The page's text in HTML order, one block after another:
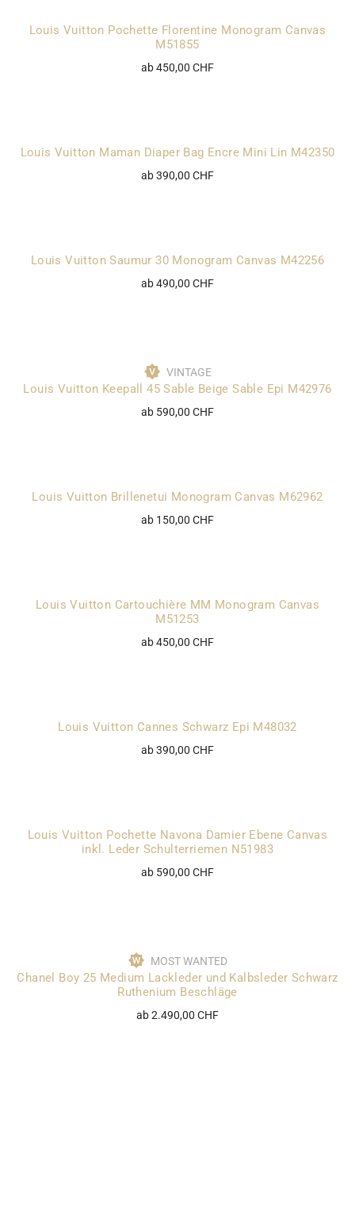
Louis Vuitton Pochette Florentine Monogram Canvas
M51855
ab 450,00 CHF
Louis Vuitton Maman Diaper Bag Encre Mini Lin M42350
ab 390,00 CHF
Louis Vuitton Saumur 30 Monogram Canvas M42256
ab 490,00 CHF
VINTAGE
Louis Vuitton Keepall 45 Sable Beige Sable Epi M42976
ab 590,00 CHF
Louis Vuitton Brillenetui Monogram Canvas M62962
ab 150,00 CHF
Louis Vuitton Cartouchière MM Monogram Canvas
M51253
ab 450,00 CHF
Louis Vuitton Cannes Schwarz Epi M48032
ab 390,00 CHF
Louis Vuitton Pochette Navona Damier Ebene Canvas
inkl. Leder Schulterriemen N51983
ab 590,00 CHF
MOST WANTED
Chanel Boy 25 Medium Lackleder und Kalbsleder Schwarz
Ruthenium Beschläge
ab 2.490,00 CHF